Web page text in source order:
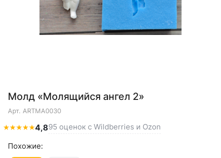
Молд «Молящийся ангел 2»
Арт. ARTMA0030
★★★★★4,895 оценок с Wildberries и Ozon
Похожие: